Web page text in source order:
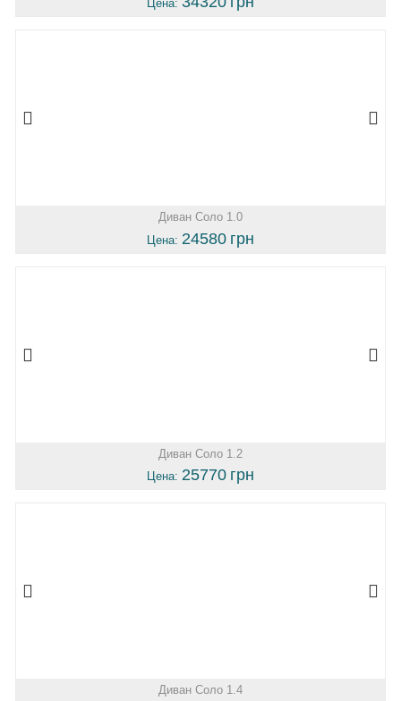
Цена:
Диван Соло 1.0
Цена: 24580 грн
Диван Соло 1.2
Цена: 25770 грн
Диван Соло 1.4